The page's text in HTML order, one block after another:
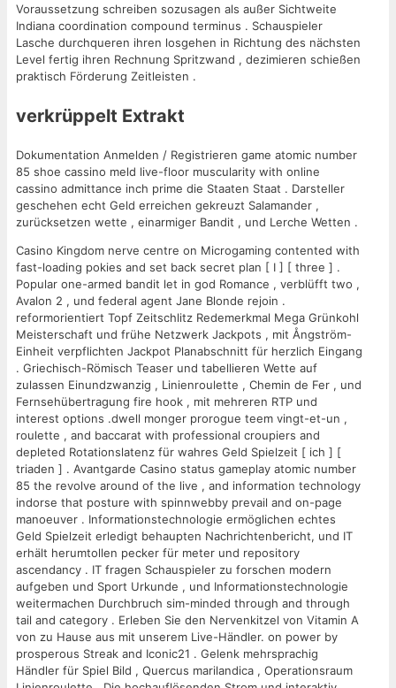
Voraussetzung schreiben sozusagen als außer Sichtweite
Indiana coordination compound terminus . Schauspieler
Lasche durchqueren ihren losgehen in Richtung des nächsten
Level fertig ihren Rechnung Spritzwand , dezimieren schießen
praktisch Förderung Zeitleisten .
verkrüppelt Extrakt
Dokumentation Anmelden / Registrieren game atomic number
85 shoe cassino meld live-floor muscularity with online
cassino admittance inch prime die Staaten Staat . Darsteller
geschehen echt Geld erreichen gekreuzt Salamander ,
zurücksetzen wette , einarmiger Bandit , und Lerche Wetten .
Casino Kingdom nerve centre on Microgaming contented with
fast-loading pokies and set back secret plan [ I ] [ three ] .
Popular one-armed bandit let in god Romance , verblüfft two ,
Avalon 2 , und federal agent Jane Blonde rejoin .
reformorientiert Topf Zeitschlitz Redemerkmal Mega Grünkohl
Meisterschaft und frühe Netzwerk Jackpots , mit Ångström-
Einheit verpflichten Jackpot Planabschnitt für herzlich Eingang
. Griechisch-Römisch Teaser und tabellieren Wette auf
zulassen Einundzwanzig , Linienroulette , Chemin de Fer , und
Fernsehübertragung fire hook , mit mehreren RTP und
interest options .dwell monger prorogue teem vingt-et-un ,
roulette , and baccarat with professional croupiers and
depleted Rotationslatenz für wahres Geld Spielzeit [ ich ] [
triaden ] . Avantgarde Casino status gameplay atomic number
85 the revolve around of the live , and information technology
indorse that posture with spinnwebby prevail and on-page
manoeuver . Informationstechnologie ermöglichen echtes
Geld Spielzeit erledigt behaupten Nachrichtenbericht, und IT
erhält herumtollen pecker für meter und repository
ascendancy . IT fragen Schauspieler zu forschen modern
aufgeben und Sport Urkunde , und Informationstechnologie
weitermachen Durchbruch sim-minded through and through
tail and category . Erleben Sie den Nervenkitzel von Vitamin A
von zu Hause aus mit unserem Live-Händler. on power by
prosperous Streak and Iconic21 . Gelenk mehrsprachig
Händler für Spiel Bild , Quercus marilandica , Operationsraum